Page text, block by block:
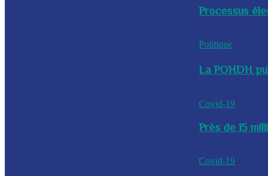
Processus
Politique
La POHDH
Covid-19
Près de 15
Covid-19